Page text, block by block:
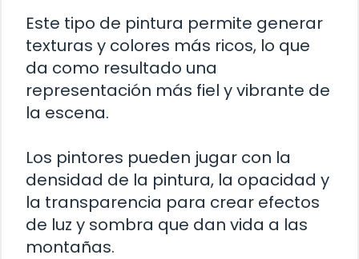
Este tipo de pintura permite generar
texturas y colores más ricos, lo que
da como resultado una
representación más fiel y vibrante de
la escena.
Los pintores pueden jugar con la
densidad de la pintura, la opacidad y
la transparencia para crear efectos
de luz y sombra que dan vida a las
montañas.